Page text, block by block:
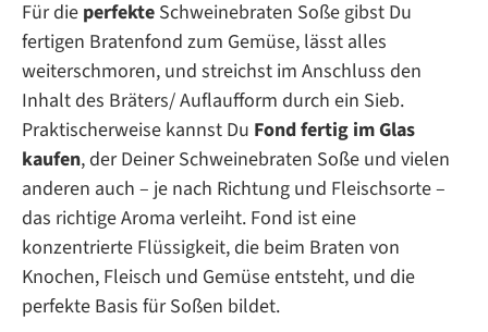
Für die perfekte Schweinebraten Soße gibst Du
fertigen Bratenfond zum Gemüse, lässt alles
weiterschmoren, und streichst im Anschluss den
Inhalt des Bräters/ Auflaufform durch ein Sieb.
Praktischerweise kannst Du Fond fertig im Glas
kaufen, der Deiner Schweinebraten Soße und vielen
anderen auch – je nach Richtung und Fleischsorte –
das richtige Aroma verleiht. Fond ist eine
konzentrierte Flüssigkeit, die beim Braten von
Knochen, Fleisch und Gemüse entsteht, und die
perfekte Basis für Soßen bildet.